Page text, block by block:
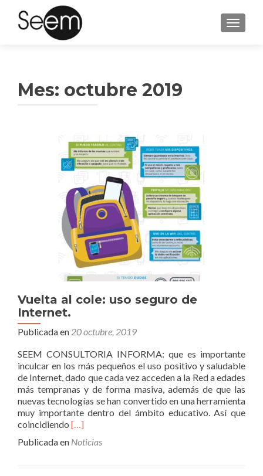
Mes: octubre 2019
Vuelta al cole: uso seguro de
Internet.
Publicada en 20 octubre, 2019
SEEM CONSULTORIA INFORMA: que es importante
inculcar en los más pequeños el uso positivo y saludable
de Internet, dado que cada vez acceden a la Red a edades
más tempranas y de forma masiva, además de que las
nuevas tecnologías se han convertido en una herramienta
muy importante dentro del ámbito educativo. Así que
coincidiendo Leer
al
[…]
Publicada en Noticias